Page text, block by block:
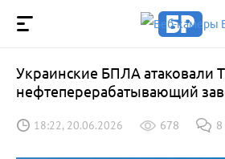
Украинские БПЛА атаковали
нефтеперерабатывающий
18:22, 20.06.2026 678 8